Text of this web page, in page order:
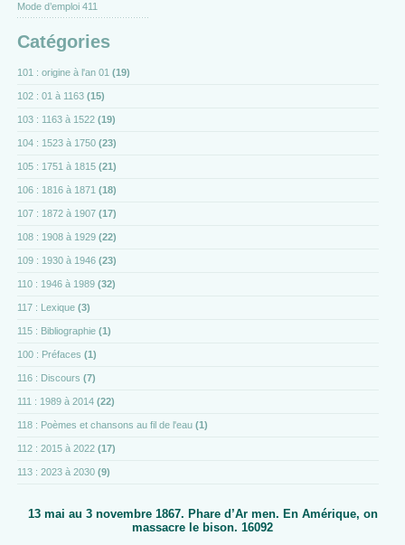
Mode d’emploi 411
Catégories
101 : origine à l'an 01 (19)
102 : 01 à 1163 (15)
103 : 1163 à 1522 (19)
104 : 1523 à 1750 (23)
105 : 1751 à 1815 (21)
106 : 1816 à 1871 (18)
107 : 1872 à 1907 (17)
108 : 1908 à 1929 (22)
109 : 1930 à 1946 (23)
110 : 1946 à 1989 (32)
117 : Lexique (3)
115 : Bibliographie (1)
100 : Préfaces (1)
116 : Discours (7)
111 : 1989 à 2014 (22)
118 : Poèmes et chansons au fil de l'eau (1)
112 : 2015 à 2022 (17)
113 : 2023 à 2030 (9)
13 mai au 3 novembre 1867. Phare d’Ar men. En Amérique, on
massacre le bison. 16092